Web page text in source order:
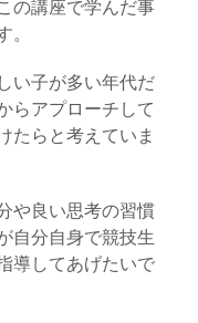
の講座で学んだ事
。
い子が多い年代だ
らアプローチして
たらと考えていま
や良い思考の習慣
自分自身で競技生
導してあげたいで